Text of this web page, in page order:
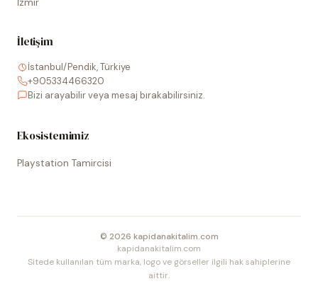
İletişim
İstanbul/Pendik, Türkiye
+905334466320
Bizi arayabilir veya mesaj bırakabilirsiniz.
Ekosistemimiz
Playstation Tamircisi
© 2026 kapidanakitalim.com
kapidanakitalim.com
Sitede kullanılan tüm marka, logo ve görseller ilgili hak sahiplerine
aittir.